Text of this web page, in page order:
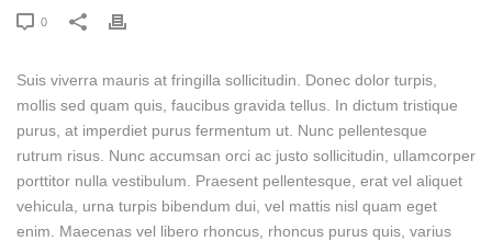
0
Suis viverra mauris at fringilla sollicitudin. Donec dolor turpis,
mollis sed quam quis, faucibus gravida tellus. In dictum tristique
purus, at imperdiet purus fermentum ut. Nunc pellentesque
rutrum risus. Nunc accumsan orci ac justo sollicitudin, ullamcorper
porttitor nulla vestibulum. Praesent pellentesque, erat vel aliquet
vehicula, urna turpis bibendum dui, vel mattis nisl quam eget
enim. Maecenas vel libero rhoncus, rhoncus purus quis, varius